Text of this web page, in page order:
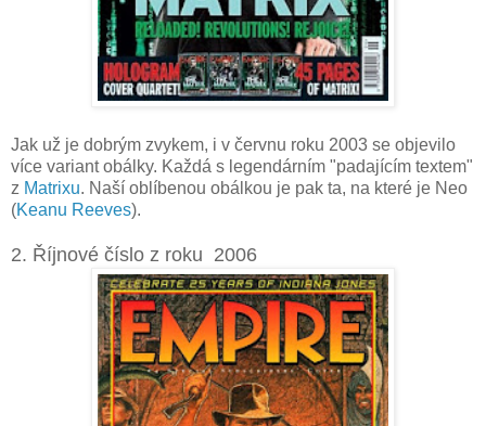
Jak už je dobrým zvykem, i v červnu roku 2003 se objevilo
více variant obálky. Každá s legendárním "padajícím textem"
z Matrixu. Naší oblíbenou obálkou je pak ta, na které je Neo
(Keanu Reeves).
2. Říjnové číslo z roku 2006